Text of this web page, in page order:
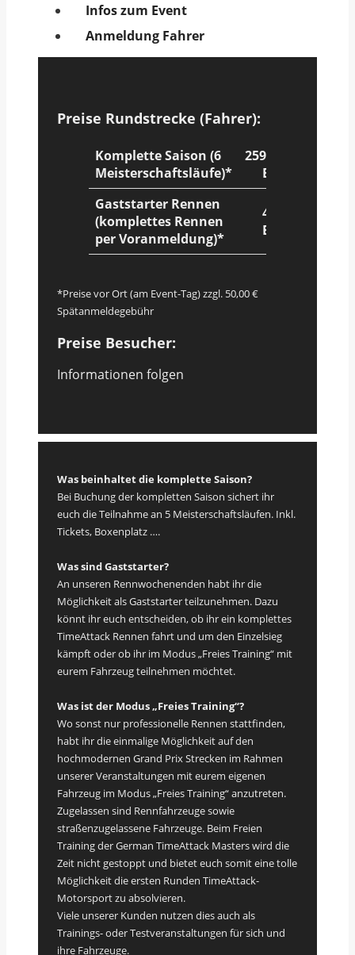
Infos zum Event
Anmeldung Fahrer
Preise Rundstrecke (Fahrer):
Komplette Saison (6
Meisterschaftsläufe)*
2599,00
Euro
Gaststarter Rennen
(komplettes Rennen
per Voranmeldung)*
499,-
Euro
*Preise vor Ort (am Event-Tag) zzgl. 50,00 €
Spätanmeldegebühr
Preise Besucher:
Informationen folgen
Was beinhaltet die komplette Saison?
Bei Buchung der kompletten Saison sichert ihr
euch die Teilnahme an 5 Meisterschaftsläufen. Inkl.
Tickets, Boxenplatz ….
Was sind Gaststarter?
An unseren Rennwochenenden habt ihr die
Möglichkeit als Gaststarter teilzunehmen. Dazu
könnt ihr euch entscheiden, ob ihr ein komplettes
TimeAttack Rennen fahrt und um den Einzelsieg
kämpft oder ob ihr im Modus „Freies Training“ mit
eurem Fahrzeug teilnehmen möchtet.
Was ist der Modus „Freies Training“?
Wo sonst nur professionelle Rennen stattfinden,
habt ihr die einmalige Möglichkeit auf den
hochmodernen Grand Prix Strecken im Rahmen
unserer Veranstaltungen mit eurem eigenen
Fahrzeug im Modus „Freies Training“ anzutreten.
Zugelassen sind Rennfahrzeuge sowie
straßenzugelassene Fahrzeuge. Beim Freien
Training der German TimeAttack Masters wird die
Zeit nicht gestoppt und bietet euch somit eine tolle
Möglichkeit die ersten Runden TimeAttack-
Motorsport zu absolvieren.
Viele unserer Kunden nutzen dies auch als
Trainings- oder Testveranstaltungen für sich und
ihre Fahrzeuge.